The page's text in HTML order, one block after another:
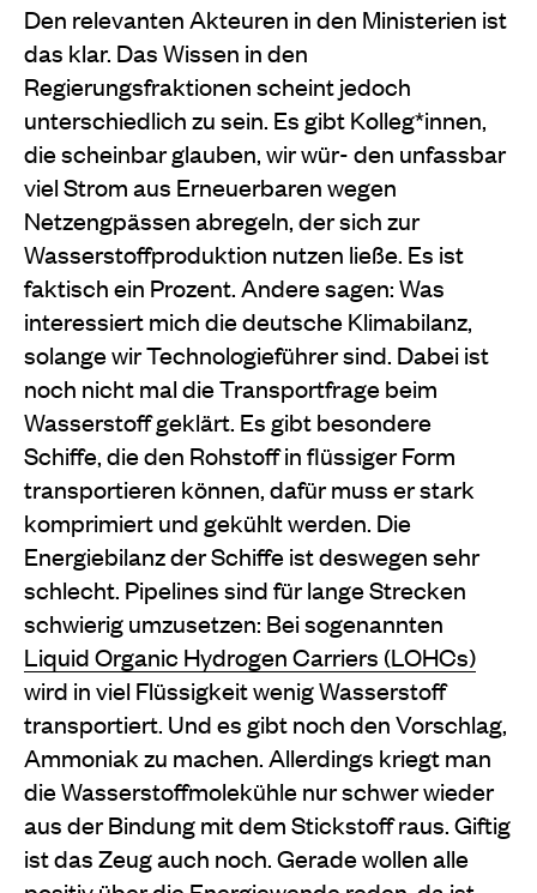
Den relevanten Akteuren in den Ministerien ist
das klar. Das Wissen in den
Regierungsfraktionen scheint jedoch
unterschiedlich zu sein. Es gibt Kolleg*innen,
die scheinbar glauben, wir wür- den unfassbar
viel Strom aus Erneuerbaren wegen
Netzengpässen abregeln, der sich zur
Wasserstoffproduktion nutzen ließe. Es ist
faktisch ein Prozent. Andere sagen: Was
interessiert mich die deutsche Klimabilanz,
solange wir Technologieführer sind. Dabei ist
noch nicht mal die Transportfrage beim
Wasserstoff geklärt. Es gibt besondere
Schiffe, die den Rohstoff in flüssiger Form
transportieren können, dafür muss er stark
komprimiert und gekühlt werden. Die
Energiebilanz der Schiffe ist deswegen sehr
schlecht. Pipelines sind für lange Strecken
schwierig umzusetzen: Bei sogenannten
Liquid Organic Hydrogen Carriers (LOHCs)
wird in viel Flüssigkeit wenig Wasserstoff
transportiert. Und es gibt noch den Vorschlag,
Ammoniak zu machen. Allerdings kriegt man
die Wasserstoffmolekühle nur schwer wieder
aus der Bindung mit dem Stickstoff raus. Giftig
ist das Zeug auch noch. Gerade wollen alle